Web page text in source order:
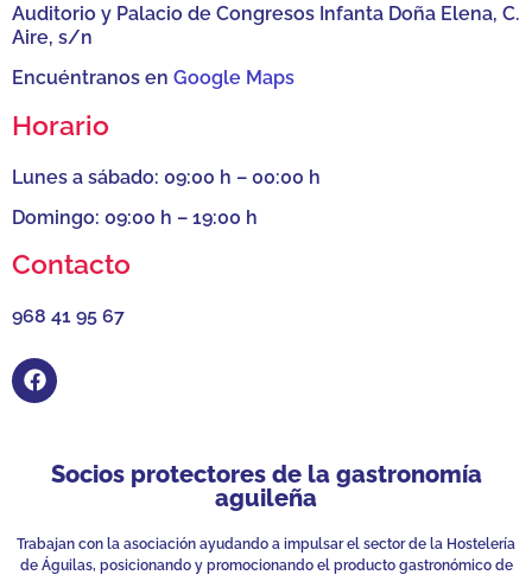
Auditorio y Palacio de Congresos Infanta Doña Elena, C.
Aire, s/n
Encuéntranos en Google Maps
Horario
Lunes a sábado: 09:00 h – 00:00 h
Domingo: 09:00 h – 19:00 h
Contacto
968 41 95 67
Socios protectores de la gastronomía
aguileña
Trabajan con la asociación ayudando a impulsar el sector de la Hostelería
de Águilas, posicionando y promocionando el producto gastronómico de